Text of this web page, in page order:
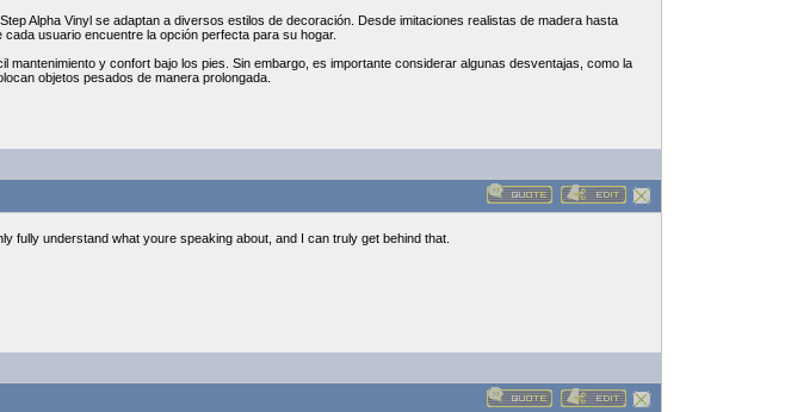
Alpha Vinyl se adaptan a diversos estilos de decoración. Desde imitaciones realistas de madera hasta
usuario encuentre la opción perfecta para su hogar.
y confort bajo los pies. Sin embargo, es importante considerar algunas desventajas, como la
objetos pesados de manera prolongada.
fully understand what youre speaking about, and I can truly get behind that.